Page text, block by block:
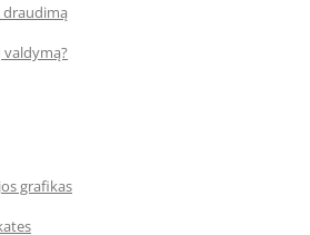
draudimą
grafikas